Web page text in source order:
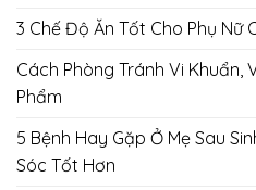
3 Chế Độ Ăn Tốt Cho Phụ Nữ
Cách Phòng Tránh Vi Khuẩn,
Phẩm
5 Bệnh Hay Gặp Ở Mẹ Sau
Sóc Tốt Hơn